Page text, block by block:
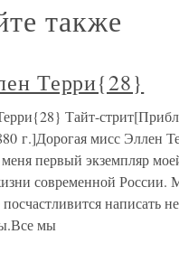
также
Терри{28}
Тайт-
г.]Дорогая мисс Эллен
первый экземпляр
современной России.
написать
мы